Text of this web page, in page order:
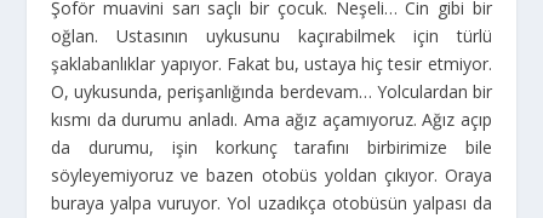
Şoför muavini sarı saçlı bir çocuk. Neşeli… Cin gibi bir
oğlan. Ustasının uykusunu kaçırabilmek için türlü
şaklabanlıklar yapıyor. Fakat bu, ustaya hiç tesir etmiyor.
O, uykusunda, perişanlığında berdevam… Yolculardan bir
kısmı da durumu anladı. Ama ağız açamıyoruz. Ağız açıp
da durumu, işin korkunç tarafını birbirimize bile
söyleyemiyoruz ve bazen otobüs yoldan çıkıyor. Oraya
buraya yalpa vuruyor. Yol uzadıkça otobüsün yalpası da